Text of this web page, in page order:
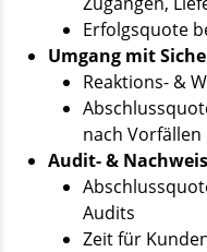
Erfolgsquote
Umgang mit
Reaktions- &
nach Vorfällen
Audit- &
Audits
Zeit für